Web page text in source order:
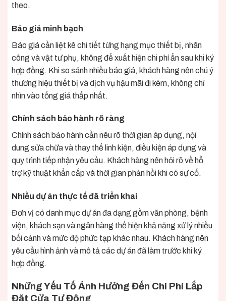
theo.
Báo giá minh bạch
Báo giá cần liệt kê chi tiết từng hạng mục thiết bị, nhân
công và vật tư phụ, không để xuất hiện chi phí ẩn sau khi ký
hợp đồng. Khi so sánh nhiều báo giá, khách hàng nên chú ý
thương hiệu thiết bị và dịch vụ hậu mãi đi kèm, không chỉ
nhìn vào tổng giá thấp nhất.
Chính sách bảo hành rõ ràng
Chính sách bảo hành cần nêu rõ thời gian áp dụng, nội
dung sửa chữa và thay thế linh kiện, điều kiện áp dụng và
quy trình tiếp nhận yêu cầu. Khách hàng nên hỏi rõ về hỗ
trợ kỹ thuật khẩn cấp và thời gian phản hồi khi có sự cố.
Nhiều dự án thực tế đã triển khai
Đơn vị có danh mục dự án đa dạng gồm văn phòng, bệnh
viện, khách sạn và ngân hàng thể hiện khả năng xử lý nhiều
bối cảnh và mức độ phức tạp khác nhau. Khách hàng nên
yêu cầu hình ảnh và mô tả các dự án đã làm trước khi ký
hợp đồng.
Những Yếu Tố Ảnh Hưởng Đến Chi Phí Lắp
Đặt Cửa Tự Động